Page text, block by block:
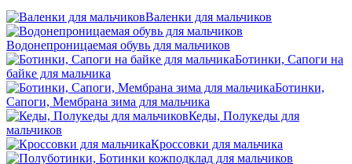
Валенки для мальчиков
Водонепроницаемая обувь для мальчиков
Ботинки, Сапоги на
байке для мальчика
Ботинки,
Сапоги, Мембрана зима для мальчика
Кеды, Полукеды для
мальчиков
Кроссовки для мальчика